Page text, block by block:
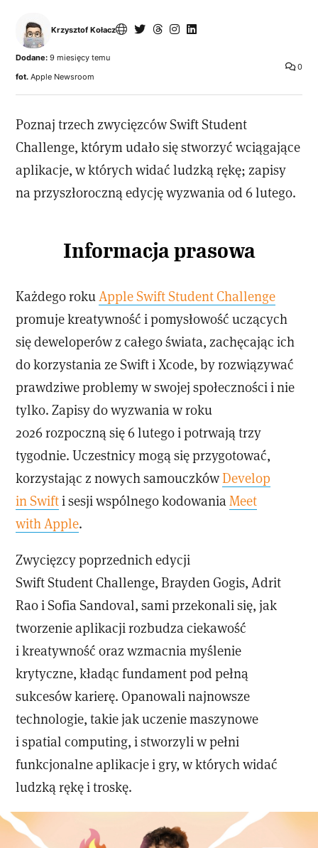
Krzysztof Kołacz
0
Dodane: 9 miesięcy temu
fot. Apple Newsroom
Poznaj trzech zwycięzców Swift Student
Challenge, którym udało się stworzyć wciągające
aplikacje, w których widać ludzką rękę; zapisy
na przyszłoroczną edycję wyzwania od 6 lutego.
Informacja prasowa
Każdego roku Apple Swift Student Challenge
promuje kreatywność i pomysłowość uczących
się deweloperów z całego świata, zachęcając ich
do korzystania ze Swift i Xcode, by rozwiązywać
prawdziwe problemy w swojej społeczności i nie
tylko. Zapisy do wyzwania w roku
2026 rozpoczną się 6 lutego i potrwają trzy
tygodnie. Uczestnicy mogą się przygotować,
korzystając z nowych samouczkówDevelop
in Swifti sesji wspólnego kodowania Meet
with Apple.
Zwycięzcy poprzednich edycji
Swift Student Challenge, Brayden Gogis, Adrit
Rao i Sofia Sandoval, sami przekonali się, jak
tworzenie aplikacji rozbudza ciekawość
i kreatywność oraz wzmacnia myślenie
krytyczne, kładąc fundament pod pełną
sukcesów karierę. Opanowali najnowsze
technologie, takie jak uczenie maszynowe
i spatial computing, i stworzyli w pełni
funkcjonalne aplikacje i gry, w których widać
ludzką rękę i troskę.